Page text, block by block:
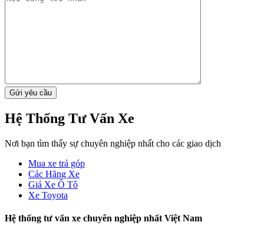
Hệ Thống Tư Vấn Xe
Nơi bạn tìm thấy sự chuyên nghiệp nhất cho các giao dịch
Mua xe trả góp
Các Hãng Xe
Giá Xe Ô Tô
Xe Toyota
Hệ thống tư vấn xe chuyên nghiệp nhất Việt Nam